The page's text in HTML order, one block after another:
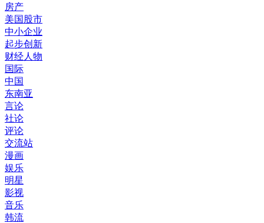
房产
美国股市
中小企业
起步创新
财经人物
国际
中国
东南亚
言论
社论
评论
交流站
漫画
娱乐
明星
影视
音乐
韩流